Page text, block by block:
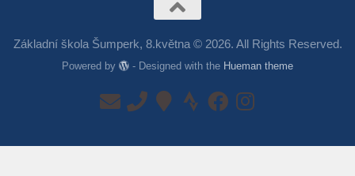
Základní škola Šumperk, 8.května © 2026. All Rights Reserved.
Powered by - Designed with the Hueman theme